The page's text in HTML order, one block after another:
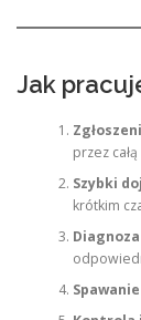
Jak
przez
Szybki
krótkim
Diagnoza
Spawanie